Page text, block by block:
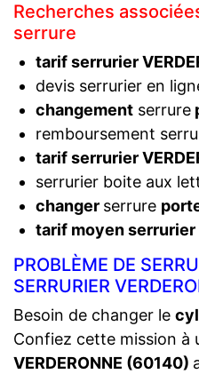
Recherches
serrure
tarif serrurier
devis serrurier en
changementserrure
remboursement
tarif serrurier
serrurier boite aux
changer serrure
tarif moyen serrurier
PROBLÈME DE
SERRURIER
Besoin de changer le
Confiez cette mission à
VERDERONNE (60140)